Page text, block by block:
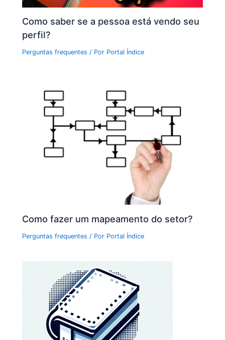
Como saber se a pessoa está vendo seu
perfil?
Perguntas frequentes / Por Portal Índice
Como fazer um mapeamento do setor?
Perguntas frequentes / Por Portal Índice